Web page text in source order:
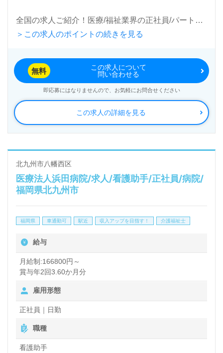
全国の求人ご紹介！医療/福祉業界の正社員/パート求
人探しは【ウィルオブ介護】＊求人情報収集、将来的
LINE、メール、お電話などご希望に応じてお問い合
わせ/ご相談可能です。転職相談、求人紹介、年収交
渉など完全無料サービスをご利用いただけます。＜非
公開求人も取扱いあり！＞"転職支援"のプロと一緒に
転職活動！お問い合わせお待ちしております。
＞この求人のポイントの続きを見る
この求人の詳細を見る
無料
この求人について
問い合わせる
即応募にはなりませんので、お気軽にお問合せください
北九州市八幡西区
医療法人浜田病院/求人/看護助手/正社員/病院/
福岡県北九州市
福岡県 車通勤可 駅近 収入アップを目指す！ 介護福祉士
給与
月給制:166800円～
賞与年2回3.60か月分
雇用形態
正社員｜日勤
職種
看護助手